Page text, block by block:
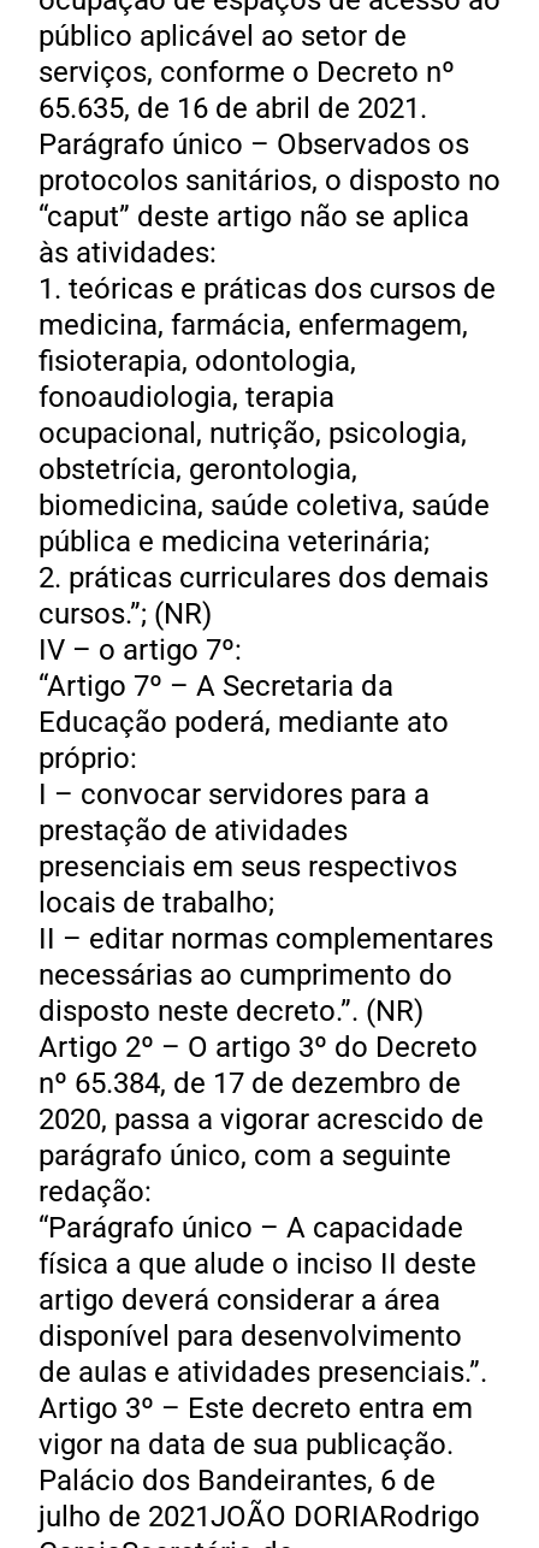
público aplicável ao setor de
serviços, conforme o Decreto nº
65.635, de 16 de abril de 2021.
Parágrafo único – Observados os
protocolos sanitários, o disposto no
“caput” deste artigo não se aplica
às atividades:
1. teóricas e práticas dos cursos de
medicina, farmácia, enfermagem,
fisioterapia, odontologia,
fonoaudiologia, terapia
ocupacional, nutrição, psicologia,
obstetrícia, gerontologia,
biomedicina, saúde coletiva, saúde
pública e medicina veterinária;
2. práticas curriculares dos demais
cursos.”; (NR)
IV – o artigo 7º:
“Artigo 7º – A Secretaria da
Educação poderá, mediante ato
próprio:
I – convocar servidores para a
prestação de atividades
presenciais em seus respectivos
locais de trabalho;
II – editar normas complementares
necessárias ao cumprimento do
disposto neste decreto.”. (NR)
Artigo 2º – O artigo 3º do Decreto
nº 65.384, de 17 de dezembro de
2020, passa a vigorar acrescido de
parágrafo único, com a seguinte
redação:
“Parágrafo único – A capacidade
física a que alude o inciso II deste
artigo deverá considerar a área
disponível para desenvolvimento
de aulas e atividades presenciais.”.
Artigo 3º – Este decreto entra em
vigor na data de sua publicação.
Palácio dos Bandeirantes, 6 de
julho de 2021JOÃO DORIARodrigo